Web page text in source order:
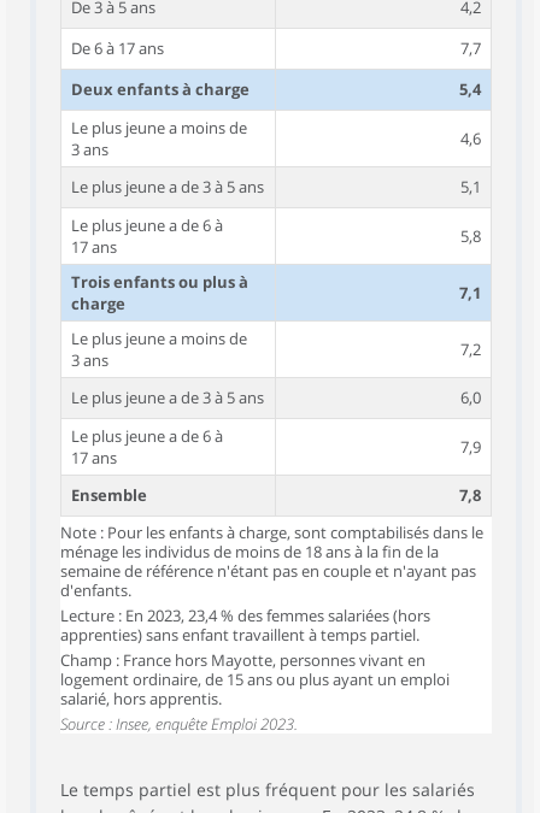
De 3 à 5 ans
4,2
De 6 à 17 ans
7,7
Deux enfants à charge
5,4
Le plus jeune a moins de
3 ans
4,6
Le plus jeune a de 3 à 5 ans
5,1
Le plus jeune a de 6 à
17 ans
5,8
Trois enfants ou plus à
charge
7,1
Le plus jeune a moins de
3 ans
7,2
Le plus jeune a de 3 à 5 ans
6,0
Le plus jeune a de 6 à
17 ans
7,9
Ensemble
7,8
Note : Pour les enfants à charge, sont comptabilisés dans le
ménage les individus de moins de 18 ans à la fin de la
semaine de référence n'étant pas en couple et n'ayant pas
d'enfants.
Lecture : En 2023, 23,4 % des femmes salariées (hors
apprenties) sans enfant travaillent à temps partiel.
Champ : France hors Mayotte, personnes vivant en
logement ordinaire, de 15 ans ou plus ayant un emploi
salarié, hors apprentis.
Source : Insee, enquête Emploi 2023.
Le temps partiel est plus fréquent pour les salariés